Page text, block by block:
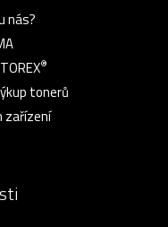
nás?
®
tonerů
zařízení